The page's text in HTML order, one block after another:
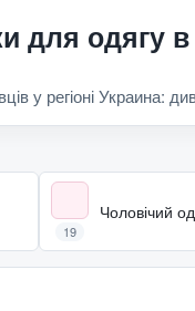
для одягу в
у регіоні Украина:
Чоловічий
19